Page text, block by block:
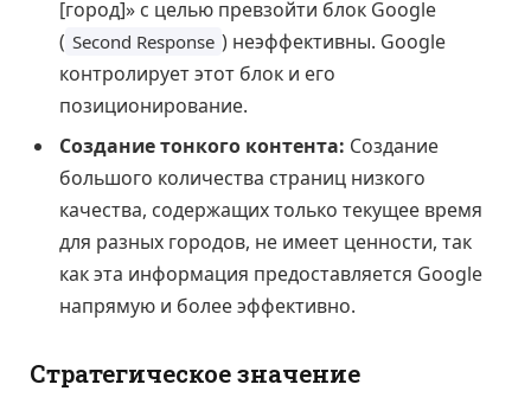
[город]» с целью превзойти блок Google
( Second Response ) неэффективны. Google
контролирует этот блок и его
позиционирование.
Создание тонкого контента: Создание
большого количества страниц низкого
качества, содержащих только текущее время
для разных городов, не имеет ценности, так
как эта информация предоставляется Google
напрямую и более эффективно.
Стратегическое значение